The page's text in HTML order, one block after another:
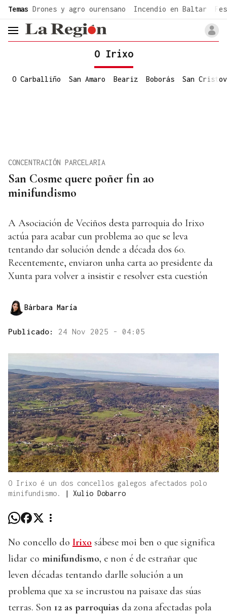
Temas Drones y agro ourensano Incendio en Baltar
header.menu.open
O Irixo
O Carballiño San Amaro Beariz Boborás San
San Cosme quere poñer fin ao
minifundismo
CONCENTRACIÓN PARCELARIA
A Asociación de Veciños desta parroquia do Irixo
actúa para acabar cun problema ao que se leva
tentando dar solución dende a década dos 60.
Recentemente, enviaron unha carta ao presidente da
Xunta para volver a insistir e resolver esta cuestión
Bárbara María
Publicado: 24 Nov 2025 - 04:05
O Irixo é un dos concellos galegos afectados polo
minifundismo.
| Xulio Dobarro
No concello do Irixo sábese moi ben o que significa
lidar co minifundismo, e non é de estrañar que
leven décadas tentando darlle solución a un
problema que xa se incrustou na paisaxe das súas
terras. Son 12 as parroquias da zona afectadas pola